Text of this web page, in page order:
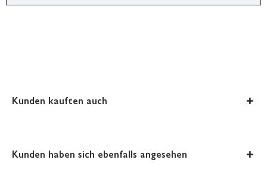
Kunden kauften auch
Kunden haben sich ebenfalls angesehen